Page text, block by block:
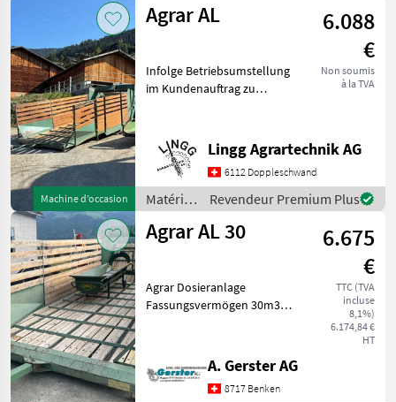
Catégorie 4 Pays Filtres
CHEMIN
ACTUEL
matériel
agricole
Materiels De
Convoyage
Systemes De
Distribution
Par Doseurs
Agrar
CHOISIR
UNE
CATÉGORIE
Agrar
Gassner
Réinitialiser
Afficher
2
résultats
Machine d’occasion
Agrar AL
6.088
€
Non soumis
à la TVA
Infolge Betriebsumstellung
im Kundenauftrag zu
Einsatzbereit. Tischlänge
innen 5.3m Gesamtlänge
ohne Deichsel 7m. Neuer
Holz
Lingg Agrartechnik AG
6112 Doppleschwand
Matériels
de
convoyage
Revendeur Premium Plus
Agrar AL 30
6.675
€
TTC (TVA
incluse
8,1%)
6.174,84 €
HT
Agrar Dosieranlage
Fassungsvermögen 30m3
Matériels de convoyage
Systèmes de distribution
par doseurs
A. Gerster AG
8717 Benken